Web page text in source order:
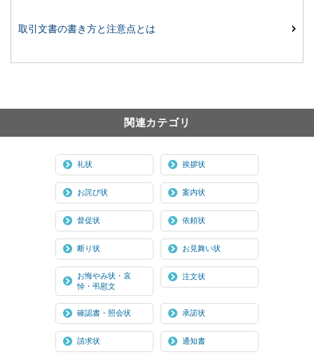
取引文書の書き方と注意点とは
関連カテゴリ
礼状 挨拶状
お詫び状 案内状
督促状 依頼状
断り状 お見舞い状
お悔やみ状・哀
悼・弔慰文
注文状
確認書・照会状 承諾状
請求状 通知書